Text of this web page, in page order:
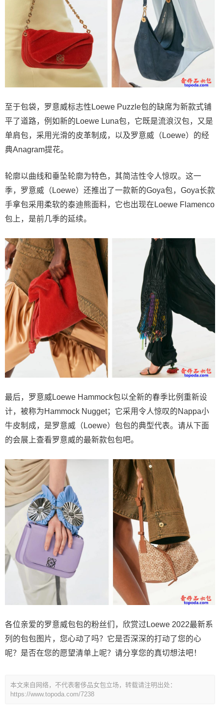
至于包袋，罗意威标志性Loewe Puzzle包的缺席为新款式铺
平了道路，例如新的Loewe Luna包，它既是流浪汉包，又是
单肩包，采用光滑的皮革制成，以及罗意威（Loewe）的经
典Anagram提花。
轮廓以曲线和垂坠轮廓为特色，其简洁性令人惊叹。这一
季，罗意威（Loewe）还推出了一款新的Goya包，Goya长款
手拿包采用柔软的泰迪熊面料，它也出现在Loewe Flamenco
包上，是前几季的延续。
最后，罗意威Loewe Hammock包以全新的春季比例重新设
计，被称为Hammock Nugget；它采用令人惊叹的Nappa小
牛皮制成，是罗意威（Loewe）包包的典型代表。请从下面
的会展上查看罗意威的最新款包包吧。
各位亲爱的罗意威包包的粉丝们，欣赏过Loewe 2022最新系
列的包包图片，您心动了吗？它是否深深的打动了您的心
呢？是否在您的愿望清单上呢？请分享您的真切想法吧！
本文来自网络，不代表奢侈品女包立场，转载请注明出处：
https://www.topoda.com/7238